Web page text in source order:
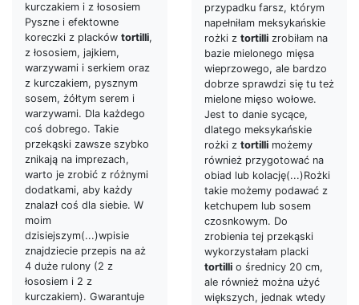
kurczakiem i z łososiem
Pyszne i efektowne
koreczki z placków tortilli,
z łososiem, jajkiem,
warzywami i serkiem oraz
z kurczakiem, pysznym
sosem, żółtym serem i
warzywami. Dla każdego
coś dobrego. Takie
przekąski zawsze szybko
znikają na imprezach,
warto je zrobić z różnymi
dodatkami, aby każdy
znalazł coś dla siebie. W
moim
dzisiejszym(...)wpisie
znajdziecie przepis na aż
4 duże rulony (2 z
łososiem i 2 z
kurczakiem). Gwarantuje
przypadku farsz, którym
napełniłam meksykańskie
rożki z tortilli zrobiłam na
bazie mielonego mięsa
wieprzowego, ale bardzo
dobrze sprawdzi się tu też
mielone mięso wołowe.
Jest to danie sycące,
dlatego meksykańskie
rożki z tortilli możemy
również przygotować na
obiad lub kolację(...)Rożki
takie możemy podawać z
ketchupem lub sosem
czosnkowym. Do
zrobienia tej przekąski
wykorzystałam placki
tortilli o średnicy 20 cm,
ale również można użyć
większych, jednak wtedy